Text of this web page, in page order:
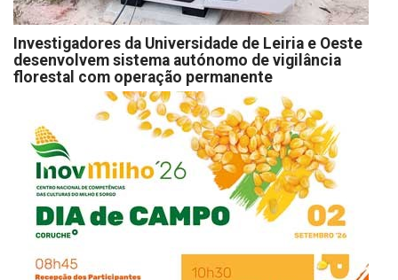
Investigadores da Universidade de Leiria e Oeste
desenvolvem sistema autónomo de vigilância
florestal com operação permanente